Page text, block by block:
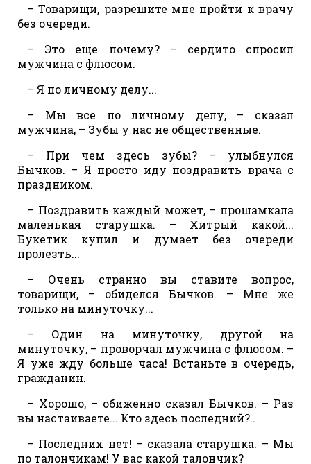
– Товарищи, разрешите мне пройти к врачу
без очереди.
– Это еще почему? – сердито спросил
мужчина с флюсом.
– Я по личному делу...
– Мы все по личному делу, – сказал
мужчина, – Зубы у нас не общественные.
– При чем здесь зубы? – улыбнулся
Бычков. – Я просто иду поздравить врача с
праздником.
– Поздравить каждый может, – прошамкала
маленькая старушка. – Хитрый какой...
Букетик купил и думает без очереди
пролезть...
– Очень странно вы ставите вопрос,
товарищи, – обиделся Бычков. – Мне же
только на минуточку...
– Один на минуточку, другой на
минуточку, – проворчал мужчина с флюсом. –
Я уже жду больше часа! Встаньте в очередь,
гражданин.
– Хорошо, – обиженно сказал Бычков. – Раз
вы настаиваете... Кто здесь последний?..
– Последних нет! – сказала старушка. – Мы
по талончикам! У вас какой талончик?